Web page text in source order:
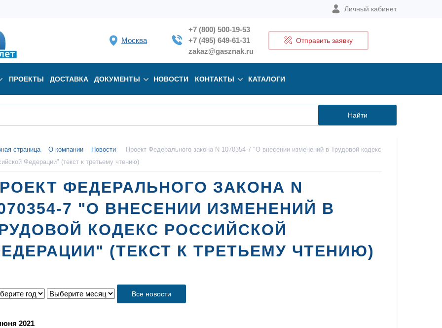
Личный кабинет
Москва
+7 (800) 500-19-53
+7 (495) 649-61-31
zakaz@gasznak.ru
Отправить заявку
ПРОЕКТЫ ДОСТАВКА ДОКУМЕНТЫ НОВОСТИ КОНТАКТЫ КАТАЛОГИ
Найти
страница О компании Новости
Проект Федерального закона N 1070354-7 "О внесении изменений в Трудовой кодекс
Федерации" (текст к третьему чтению)
ФЕДЕРАЛЬНОГО ЗАКОНА N
7 "О ВНЕСЕНИИ ИЗМЕНЕНИЙ В
КОДЕКС РОССИЙСКОЙ
(ТЕКСТ К ТРЕТЬЕМУ ЧТЕНИЮ)
Все новости
2021